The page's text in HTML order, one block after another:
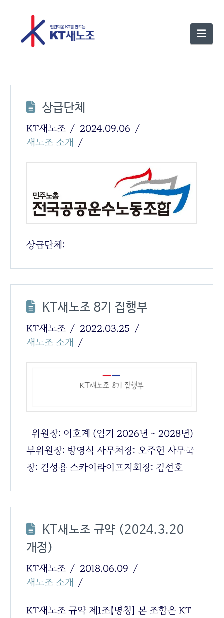
상급단체
KT새노조
2024.09.06
새노조 소개
상급단체:
KT새노조 8기 집행부
KT새노조
2022.03.25
새노조 소개
위원장: 이호계 (임기 2026년 ~ 2028년)
부위원장: 방영식 사무처장: 오주헌 사무국
장: 김성용 스카이라이프지회장: 김선호
KT새노조 규약 (2024.3.20
개정)
KT새노조
2018.06.09
새노조 소개
KT새노조 규약 제1조【명칭】 본 조합은 KT